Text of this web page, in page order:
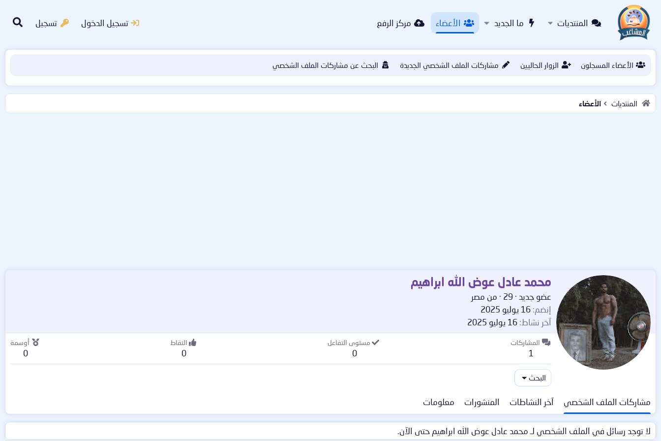
المنتديات ما الجديد الأعضاء مركز الرفع تسجيل الدخول تسجيل
الأعضاء المسجلون الزوار الحاليين مشاركات الملف الشخصي الجديدة البحث عن مشاركات الملف الشخصي
المنتديات الأعضاء
محمد عادل عوض الله ابراهيم
عضو جديد ·
· من مصر
إنضم 16 يوليو 2025
آخر نشاط 16 يوليو 2025
المشاركات
1
مستوى التفاعل
0
النقاط
0
أوسمة
0
البحث
مشاركات الملف الشخصي آخر النشاطات المنشورات معلومات
لا توجد رسائل في الملف الشخصي لـ محمد عادل عوض الله ابراهيم حتى الآن.